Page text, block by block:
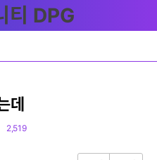
데
읽
2,519